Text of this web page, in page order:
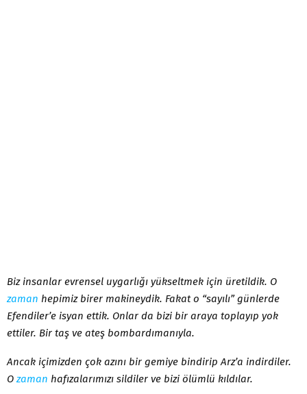
Biz insanlar evrensel uygarlığı yükseltmek için üretildik. O
zaman hepimiz birer makineydik. Fakat o “sayılı” günlerde
Efendiler’e isyan ettik. Onlar da bizi bir araya toplayıp yok
ettiler. Bir taş ve ateş bombardımanıyla.
Ancak içimizden çok azını bir gemiye bindirip Arz’a indirdiler.
O zaman hafızalarımızı sildiler ve bizi ölümlü kıldılar.